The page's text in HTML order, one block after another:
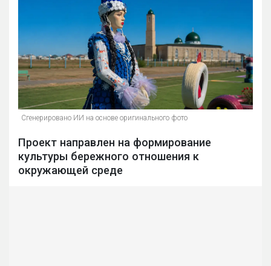
Сгенерировано ИИ на основе оригинального фото
Проект направлен на формирование
культуры бережного отношения к
окружающей среде